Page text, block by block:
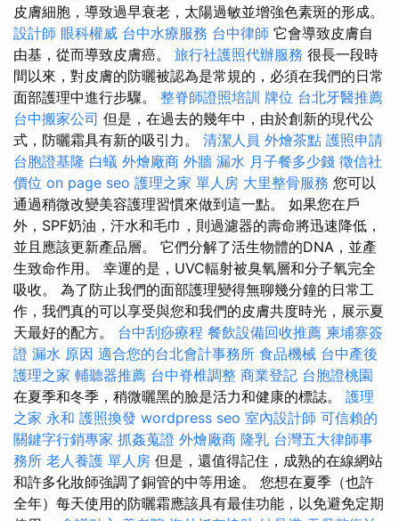
皮膚細胞，導致過早衰老，太陽過敏並增強色素斑的形成。
設計師 眼科權威 台中水療服務 台中律師 它會導致皮膚自
由基，從而導致皮膚癌。 旅行社護照代辦服務 很長一段時
間以來，對皮膚的防曬被認為是常規的，必須在我們的日常
面部護理中進行步驟。 整脊師證照培訓 牌位 台北牙醫推薦
台中搬家公司 但是，在過去的幾年中，由於創新的現代公
式，防曬霜具有新的吸引力。 清潔人員 外燴茶點 護照申請
台胞證基隆 白蟻 外燴廠商 外牆 漏水 月子餐多少錢 徵信社
價位 on page seo 護理之家 單人房 大里整骨服務 您可以
通過稍微改變美容護理習慣來做到這一點。 如果您在戶
外，SPF奶油，汗水和毛巾，則過濾器的壽命將迅速降低，
並且應該更新產品層。 它們分解了活生物體的DNA，並產
生致命作用。 幸運的是，UVC輻射被臭氧層和分子氧完全
吸收。 為了防止我們的面部護理變得無聊幾分鐘的日常工
作，我們真的可以享受與您和我們的皮膚共度時光，展示夏
天最好的配方。 台中刮痧療程 餐飲設備回收推薦 柬埔寨簽
證 漏水 原因 適合您的台北會計事務所 食品機械 台中產後
護理之家 輔聽器推薦 台中脊椎調整 商業登記 台胞證桃園
在夏季和冬季，稍微曬黑的臉是活力和健康的標誌。 護理
之家 永和 護照換發 wordpress seo 室內設計師 可信賴的
關鍵字行銷專家 抓姦蒐證 外燴廠商 隆乳 台灣五大律師事
務所 老人養護 單人房 但是，還值得記住，成熟的在線網站
和許多化妝師強調了銅管的中等用途。 您想在夏季（也許
全年）每天使用的防曬霜應該具有最佳功能，以免避免定期